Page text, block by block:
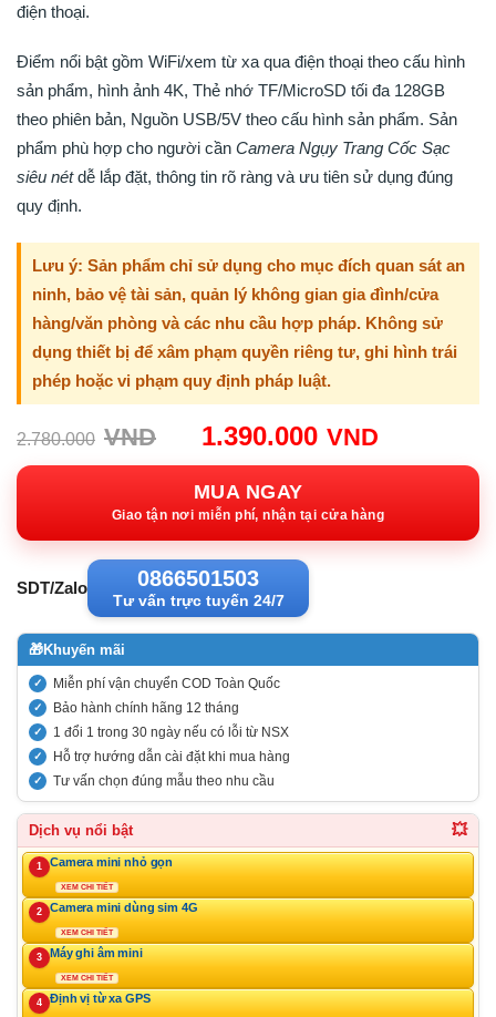
điện thoại.
Điểm nổi bật gồm WiFi/xem từ xa qua điện thoại theo cấu hình
sản phẩm, hình ảnh 4K, Thẻ nhớ TF/MicroSD tối đa 128GB
theo phiên bản, Nguồn USB/5V theo cấu hình sản phẩm. Sản
phẩm phù hợp cho người cần Camera Ngụy Trang Cốc Sạc
siêu nétdễ lắp đặt, thông tin rõ ràng và ưu tiên sử dụng đúng
quy định.
Lưu ý: Sản phẩm chỉ sử dụng cho mục đích quan sát an
ninh, bảo vệ tài sản, quản lý không gian gia đình/cửa
hàng/văn phòng và các nhu cầu hợp pháp. Không sử
dụng thiết bị để xâm phạm quyền riêng tư, ghi hình trái
phép hoặc vi phạm quy định pháp luật.
2.780.000 VND
Giá
gốc:
2.780.000VND.
1.390.000 VND
hiện
MUA NGAY
Giao tận nơi miễn phí, nhận tại cửa hàng
SDT/Zalo 0866501503
Tư vấn trực tuyến 24/7
🎁Khuyến mãi
Miễn phí vận chuyển COD Toàn Quốc
Bảo hành chính hãng 12 tháng
1 đổi 1 trong 30 ngày nếu có lỗi từ NSX
Hỗ trợ hướng dẫn cài đặt khi mua hàng
Tư vấn chọn đúng mẫu theo nhu cầu
Dịch vụ nổi bật 💥
1 Camera mini nhỏ gọn
XEM CHI TIẾT
2 Camera mini dùng sim 4G
XEM CHI TIẾT
3 Máy ghi âm mini
XEM CHI TIẾT
4 Định vị từ xa GPS